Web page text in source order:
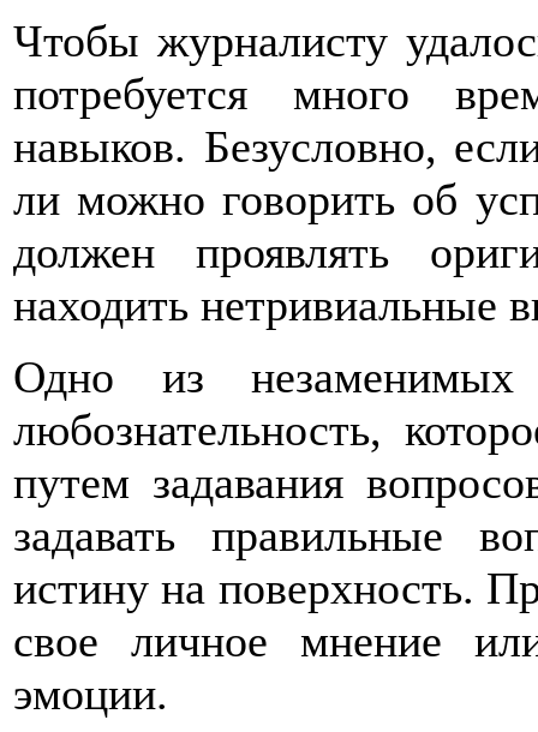
Чтобы журналисту
потребуется много
навыков. Безусловно,
ли можно говорить об
должен проявлять
находить нетривиальные
Одно из
любознательность,
путем задавания
задавать правильные
истину на поверхность.
свое личное мнение
эмоции.